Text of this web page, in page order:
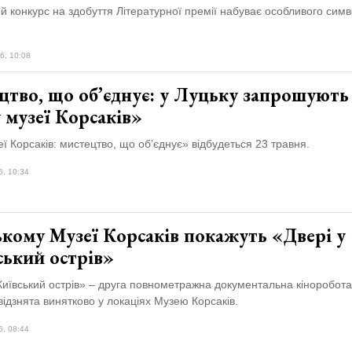
конкурс на здобуття Літературної премії набуває особливого
10:08
що об’єднує: у Луцьку
Корсаків»
Корсаків: мистецтво, що об’єднує» відбудеться 23 травня.
10:34
Музеї Корсаків покажуть «Двері у
острів»
острів» – друга повнометражна документальна
винятково у локаціях Музею Корсаків.
08:44